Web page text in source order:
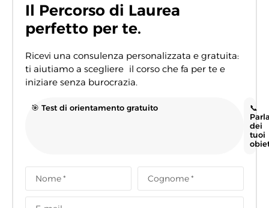
Il Percorso di Laurea
perfetto per te.
Ricevi una consulenza personalizzata e gratuita:
ti aiutiamo a scegliere il corso che fa per te e
iniziare senza burocrazia.
🎯 Test di orientamento gratuito
📞
dei
tuoi